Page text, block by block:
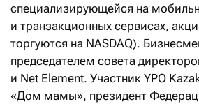
специализирующейся на
и транзакционных сервисах,
торгуются на NASDAQ).
председателем совета
и Net Element. Участник YPO
«Дом мамы», президент